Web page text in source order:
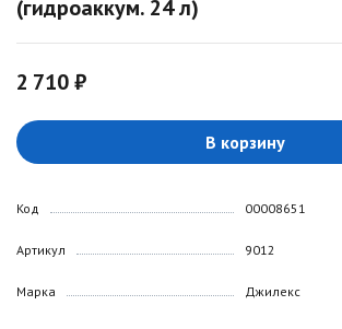
(гидроаккум. 24 л)
2 710 ₽
В корзину
Код
Артикул
Марка
00008651
9012
Джилекс